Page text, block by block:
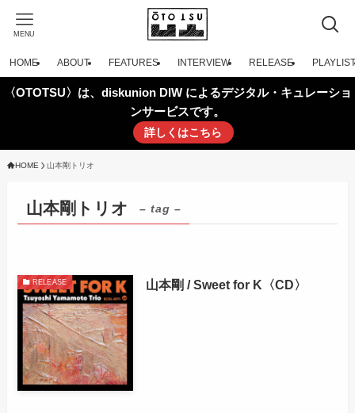
MENU
HOME ABOUT FEATURES INTERVIEW RELEASE PLAYLIST
〈OTOTSU〉は、diskunion DIW によるデジタル・キュレーショ
ンサービスです。
詳しくはこちら
HOME 山本剛トリオ
山本剛トリオ – tag –
RELEASE 山本剛 / Sweet for K〈CD〉